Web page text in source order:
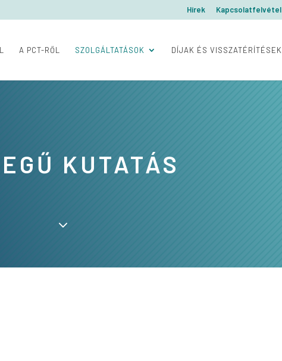
Hírek Kapcsolatfelvétel
A PCT-RŐL SZOLGÁLTATÁSOK DÍJAK ÉS VISSZATÉRÍTÉSEK
KUTATÁS
3